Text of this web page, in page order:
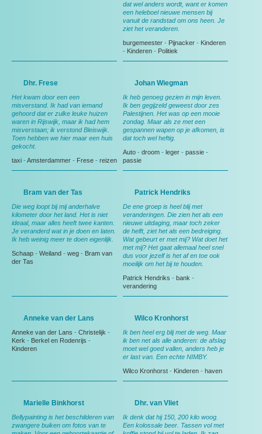
dat wel anders wordt, want er komen
een heleboel nieuwe mensen bij
vanuit de randstad om ons heen. Je
ziet het veranderen.
burgemeester - Pijnacker - Kinderen
- Kinderen - Politiek
Dhr. Frese
Het kwam door een een
misverstand. Ik had van iemand
gehoord dat er zulke leuke huizen
waren in Rijswijk, maar ik had hem
misverstaan; ik verstond Bleiswijk.
Toen hebben we hier maar een huis
gekocht.
taxi - Amsterdammer - Frese - reizen
Johan Wiegman
Ik heb genoeg gezien in mijn leven.
Ik ben gegijzeld geweest door zes
Palestijnen. Het was op een mooie
zondag. Maar als ze met een
gespannen wapen op je afkomen, is
dat toch wel heftig.
Auto - droom - leger - passie -
passie
Bram van der Tas
Die weg loopt bij mij anderhalve
kilometer door het land. Het is niet
ideaal, maar alles heeft twee kanten.
Je veranderd wat in je doen en laten.
Ik heb weinig meer te doen eigenlijk.
Schaap - Weiland - weg - Bram van
der Tas
Patrick Hendriks
De ene groep is heel blij met
veranderingen. Die zien het als een
nieuwe uitdaging, maar toch zeker
de helft, ziet het als een bedreiging.
Wat gebeurt er met mij? Wat doet het
met mij? Het gaat allemaal heel snel
dus voor jezelf is het af en toe ook
moeilijk om het bij te houden.
Patrick Hendriks - bank -
verandering
Anneke van der Lans
Anneke van der Lans - Christelijk -
Kerk - Berkel en Rodenrijs -
Kinderen
Wilco Kronhorst
Ik ben heel erg blij met de weg. Maar
ik ben net als alle anderen: de afslag
moet wel goed vallen, anders heb je
er last van. Een echte NIMBY.
Wilco Kronhorst - Kinderen - haven
Marielle Binkhorst
Bellypainting is het beschilderen van
zwangere buiken om fotos van te
Dhr. van Vliet
Ik denk dat hij 150, 200 kilo woog.
Een kolossale beer. Tassen vol met